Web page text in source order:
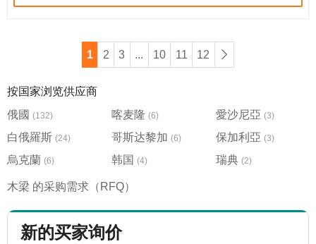
1 2 3 ... 10 11 12
按国家浏览供应商
俄國 (132)
白俄羅斯 (24)
烏克蘭 (6)
喀麦隆 (6)
哥斯达黎加 (6)
韩国 (4)
愛沙尼亞 (3)
保加利亞 (3)
瑞典 (2)
木梁 的采购需求（RFQ）
新的买家询价